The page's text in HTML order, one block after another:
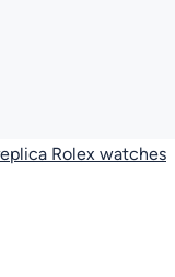
Rolex watches